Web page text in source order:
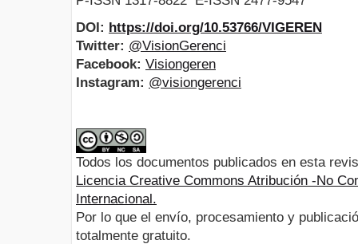
DOI: https://doi.org/10.53766/VIGEREN
Twitter: @VisionGerenci
Facebook: Visiongeren
Instagram: @visiongerenci
Todos los documentos publicados en esta
Licencia Creative Commons Atribución -No
Internacional.
Por lo que el envío, procesamiento y
totalmente gratuito.